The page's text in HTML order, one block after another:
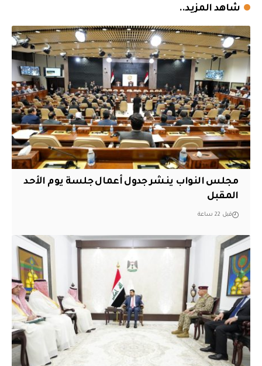
شاهد المزيد..
مجلس النواب ينشر جدول أعمال جلسة يوم الأحد
المقبل
قبل 22 ساعة